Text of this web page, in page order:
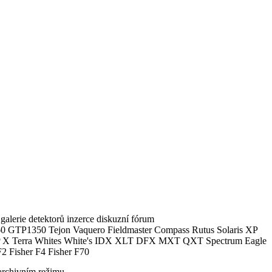
detektorů inzerce diskuzní fórum
Tejon Vaquero Fieldmaster Compass Rutus Solaris XP
Terra Whites White's IDX XLT DFX MXT QXT Spectrum Eagle
Fisher F4 Fisher F70